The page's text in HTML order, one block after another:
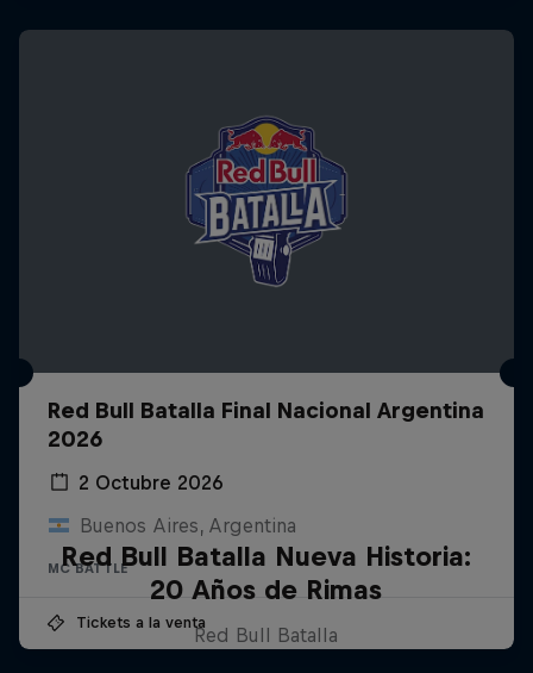
Red Bull Batalla Final Nacional Argentina
2026
2 Octubre 2026
Buenos Aires, Argentina
MC BATTLE
Tickets a la venta
Red Bull Batalla Nueva Historia:
20 Años de Rimas
Red Bull Batalla